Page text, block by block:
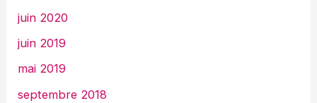
juin 2020
juin 2019
mai 2019
septembre 2018